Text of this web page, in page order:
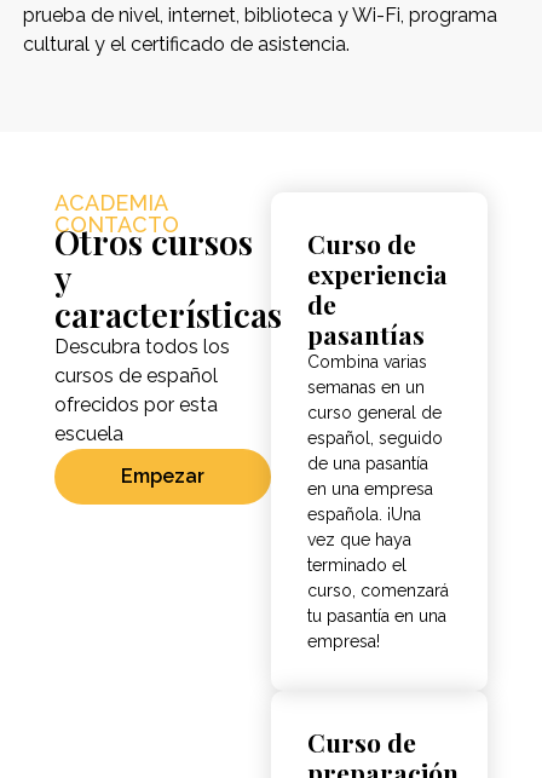
prueba de nivel, internet, biblioteca y Wi-Fi, programa
cultural y el certificado de asistencia.
ACADEMIA
CONTACTO
Otros cursos
y
características
Descubra todos los
cursos de español
ofrecidos por esta
escuela
Empezar
Curso de
experiencia
de
pasantías
Combina varias
semanas en un
curso general de
español, seguido
de una pasantía
en una empresa
española. ¡Una
vez que haya
terminado el
curso, comenzará
tu pasantía en una
empresa!
Curso de